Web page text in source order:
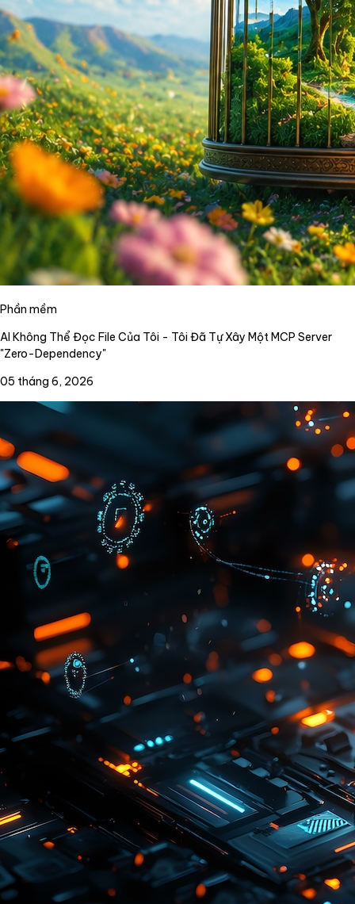
Phần mềm
AI Không Thể Đọc File Của Tôi - Tôi Đã Tự Xây Một MCP Server
"Zero-Dependency"
05 tháng 6, 2026